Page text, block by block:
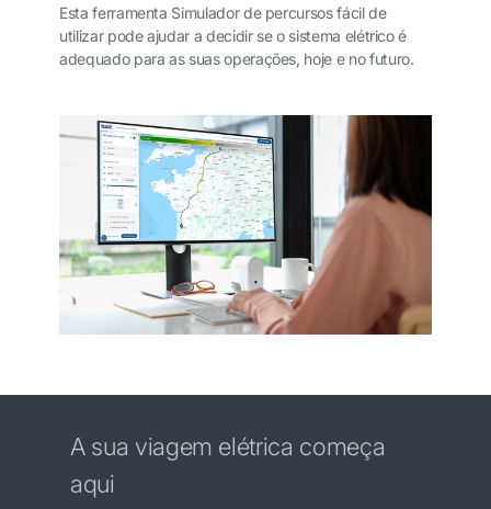
Esta ferramenta Simulador de percursos fácil de
utilizar pode ajudar a decidir se o sistema elétrico é
adequado para as suas operações, hoje e no futuro.
A sua viagem elétrica começa
aqui